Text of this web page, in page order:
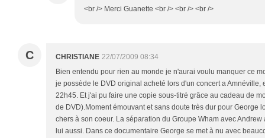
<br /> Merci Guanette <br /> <br /> <br />
C CHRISTIANE 22/07/2009 08:34
Bien entendu pour rien au monde je n'aurai voulu manquer ce
je possède le DVD original acheté lors d'un concert a Amnéville,
22h45. Et j'ai pu faire une copie sous-titré grâce au cadeau de
de DVD).Moment émouvant et sans doute très dur pour George
chers à son coeur. La séparation du Groupe Wham avec
lui aussi. Dans ce documentaire George se met à nu avec